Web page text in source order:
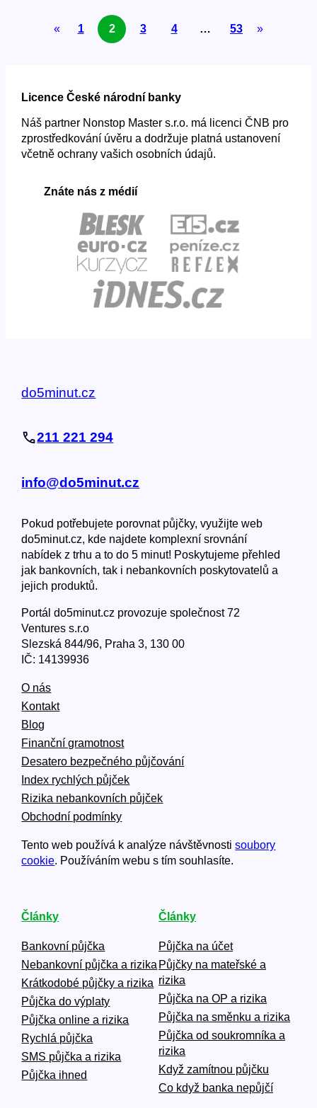
pro
nezaměstnané
« 1 2 3 4 … 53 »
Licence České národní banky
Náš partner Nonstop Master s.r.o. má licenci ČNB pro
zprostředkování úvěru a dodržuje platná ustanovení
včetně ochrany vašich osobních údajů.
Znáte nás z médií
do5minut.cz
211 221 294
info@do5minut.cz
Pokud potřebujete porovnat půjčky, využijte web
do5minut.cz, kde najdete komplexní srovnání
nabídek z trhu a to do 5 minut! Poskytujeme přehled
jak bankovních, tak i nebankovních poskytovatelů a
jejich produktů.
Portál do5minut.cz provozuje společnost 72
Ventures s.r.o
Slezská 844/96, Praha 3, 130 00
IČ: 14139936
O nás
Kontakt
Blog
Finanční gramotnost
Desatero bezpečného půjčování
Index rychlých půjček
Rizika nebankovních půjček
Obchodní podmínky
Tento web používá k analýze návštěvnostisoubory
cookie. Používáním webu s tím souhlasíte.
Články
Bankovní půjčka
Nebankovní půjčka a rizika
Krátkodobé půjčky a rizika
Půjčka do výplaty
Půjčka online a rizika
Rychlá půjčka
SMS půjčka a rizika
Půjčka ihned
Články
Půjčka na účet
Půjčky na mateřské a
rizika
Půjčka na OP a rizika
Půjčka na směnku a rizika
Půjčka od soukromníka a
rizika
Když zamítnou půjčku
Co když banka nepůjčí